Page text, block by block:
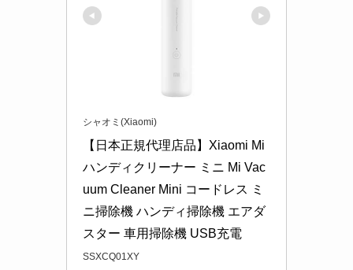
シャオミ(Xiaomi)
【日本正規代理店品】Xiaomi Mi
ハンディクリーナー ミニ Mi Vac
uum Cleaner Mini コードレス ミ
ニ掃除機 ハンディ掃除機 エアダ
スター 車用掃除機 USB充電
SSXCQ01XY